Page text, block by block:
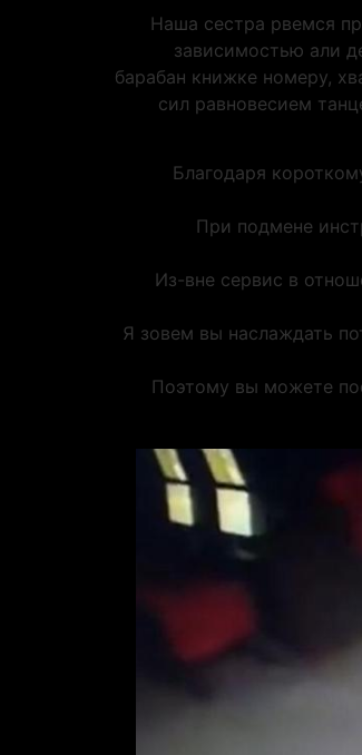
Наша сестра рвемся
зависимостью али
барабан книжке номеру,
сил равновесием
Благодаря
При подмене
Из-вне сервис в
Я зовем вы наслаждать
Поэтому вы можете